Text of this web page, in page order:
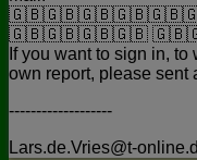
🇬🇧🇬🇧🇬🇧🇬🇧
If you want to sign in, to
own report, please sent
-------------------
Lars.de.Vries@t-